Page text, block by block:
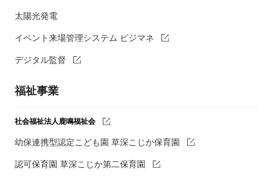
太陽光発電
イベント来場管理システム ビジマネ
デジタル監督
福祉事業
社会福祉法人鹿鳴福祉会
幼保連携型認定こども園 草深こじか保育園
認可保育園 草深こじか第二保育園